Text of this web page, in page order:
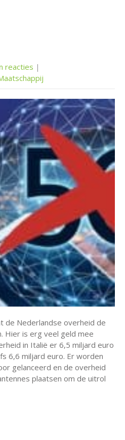
reacties |
de Nederlandse overheid de
Hier is erg veel geld mee
in Italië er 6,5 miljard euro
6,6 miljard euro. Er worden
gelanceerd en de overheid
plaatsen om de uitrol